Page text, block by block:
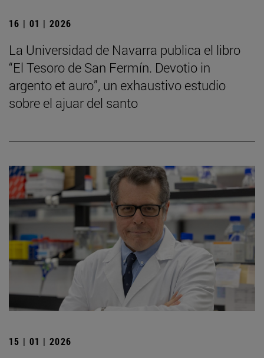
16 | 01 | 2026
La Universidad de Navarra publica el libro
“El Tesoro de San Fermín. Devotio in
argento et auro”, un exhaustivo estudio
sobre el ajuar del santo
15 | 01 | 2026